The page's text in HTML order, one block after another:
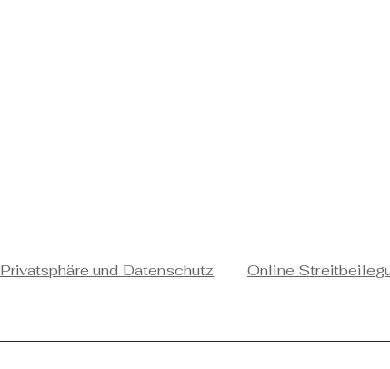
Privatsphäre und Datenschutz Online